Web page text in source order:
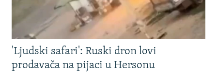
'Ljudski safari': Ruski dron lovi
prodavača na pijaci u Hersonu